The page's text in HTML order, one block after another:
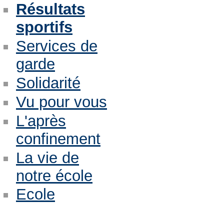
Résultats
sportifs
Services de
garde
Solidarité
Vu pour vous
L'après
confinement
La vie de
notre école
Ecole